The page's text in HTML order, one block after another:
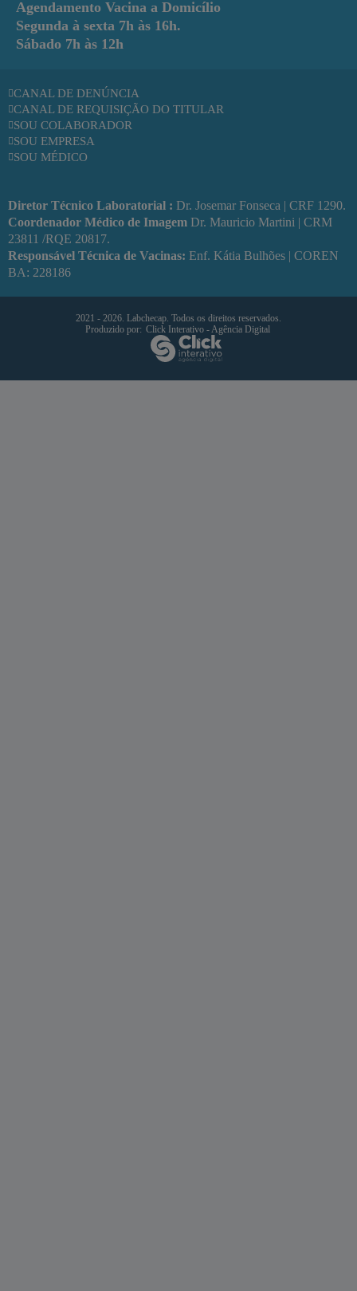
Agendamento Vacina a Domicílio
Segunda à sexta 7h às 16h.
Sábado 7h às 12h
Diretor Técnico Laboratorial : Dr. Josemar Fonseca | CRF 1290.
Coordenador Médico de Imagem Dr. Mauricio Martini | CRM
23811 /RQE 20817.
Responsável Técnica de Vacinas: Enf. Kátia Bulhões | COREN
BA: 228186
CANAL DE DENÚNCIA
CANAL DE REQUISIÇÃO DO TITULAR
SOU COLABORADOR
SOU EMPRESA
SOU MÉDICO
2021 - 2026. Labchecap. Todos os direitos reservados.
Produzido por: Click Interativo - Agência Digital